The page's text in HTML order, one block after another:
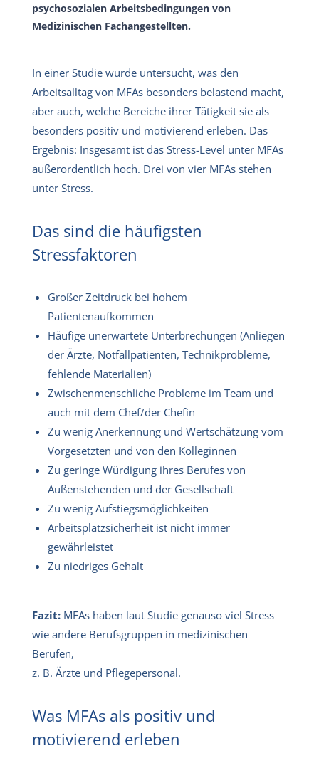
psychosozialen Arbeitsbedingungen von
Medizinischen Fachangestellten.
In einer Studie wurde untersucht, was den
Arbeitsalltag von MFAs besonders belastend macht,
aber auch, welche Bereiche ihrer Tätigkeit sie als
besonders positiv und motivierend erleben. Das
Ergebnis: Insgesamt ist das Stress-Level unter MFAs
außerordentlich hoch. Drei von vier MFAs stehen
unter Stress.
Das sind die häufigsten
Stressfaktoren
Großer Zeitdruck bei hohem
Patientenaufkommen
Häufige unerwartete Unterbrechungen (Anliegen
der Ärzte, Notfallpatienten, Technikprobleme,
fehlende Materialien)
Zwischenmenschliche Probleme im Team und
auch mit dem Chef/der Chefin
Zu wenig Anerkennung und Wertschätzung vom
Vorgesetzten und von den Kolleginnen
Zu geringe Würdigung ihres Berufes von
Außenstehenden und der Gesellschaft
Zu wenig Aufstiegsmöglichkeiten
Arbeitsplatzsicherheit ist nicht immer
gewährleistet
Zu niedriges Gehalt
Fazit: MFAs haben laut Studie genauso viel Stress
wie andere Berufsgruppen in medizinischen
Berufen,
z. B. Ärzte und Pflegepersonal.
Was MFAs als positiv und
motivierend erleben